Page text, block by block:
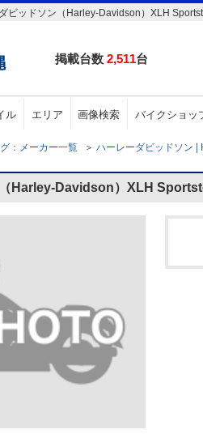
ビッドソン（Harley-Davidson）XLH
掲載台数 2,511台
ル エリア 画像検索 バイクショッ
：メーカー一覧 ＞ ハーレーダビッドソン |
Harley-Davidson）XLH